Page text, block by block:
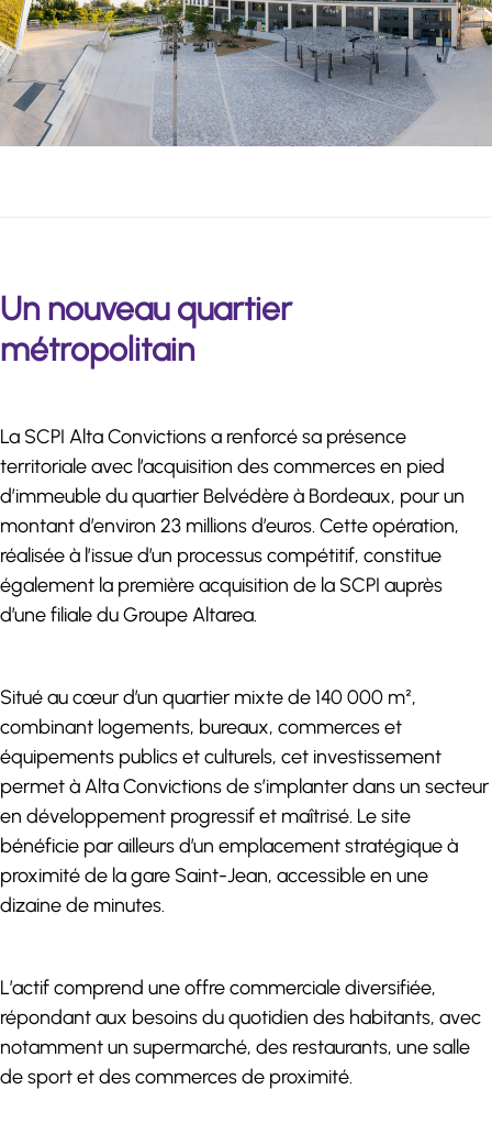
Un nouveau quartier
métropolitain
La SCPI Alta Convictions a renforcé sa présence
territoriale avec l’acquisition des commerces en pied
d’immeuble du quartier Belvédère à Bordeaux, pour un
montant d’environ 23 millions d’euros. Cette opération,
réalisée à l’issue d’un processus compétitif, constitue
également la première acquisition de la SCPI auprès
d’une filiale du Groupe Altarea.
Situé au cœur d’un quartier mixte de 140 000 m²,
combinant logements, bureaux, commerces et
équipements publics et culturels, cet investissement
permet à Alta Convictions de s’implanter dans un secteur
en développement progressif et maîtrisé. Le site
bénéficie par ailleurs d’un emplacement stratégique à
proximité de la gare Saint-Jean, accessible en une
dizaine de minutes.
L’actif comprend une offre commerciale diversifiée,
répondant aux besoins du quotidien des habitants, avec
notamment un supermarché, des restaurants, une salle
de sport et des commerces de proximité.